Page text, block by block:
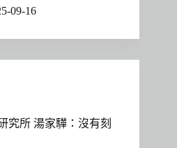
09-16
究所 湯家驊：沒有刻